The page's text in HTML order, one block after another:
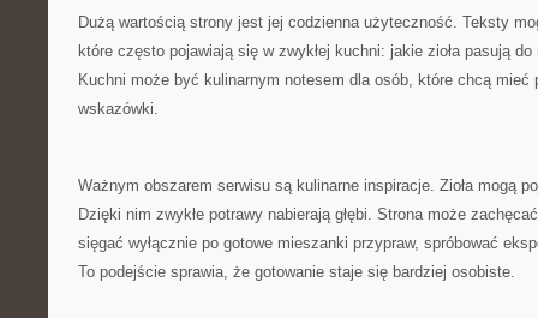
Dużą wartością strony jest jej codzienna użyteczność. Teksty
które często pojawiają się w zwykłej kuchni: jakie zioła pasują
Kuchni może być kulinarnym notesem dla osób, które chcą mieć
wskazówki.
Ważnym obszarem serwisu są kulinarne inspiracje. Zioła mogą
Dzięki nim zwykłe potrawy nabierają głębi. Strona może
sięgać wyłącznie po gotowe mieszanki przypraw, spróbować
To podejście sprawia, że gotowanie staje się bardziej osobiste.